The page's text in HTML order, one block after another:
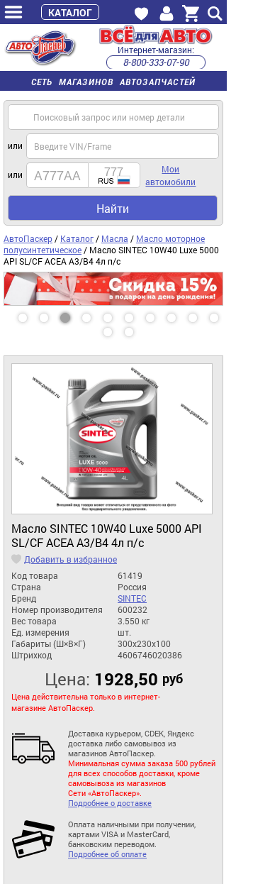
СЕТЬ МАГАЗИНОВ АВТОЗАПЧАСТЕЙ
Интернет-магазин:
8-800-333-07-90
часы работы с 9:00 до 22:00 (пн-пт)
или
или
Мои
автомобили
Найти
АвтоПаскер / Каталог / Масла / Масло моторное
полусинтетическое / Масло SINTEC 10W40 Luxe 5000
API SL/CF ACEA A3/B4 4л п/с
Масло SINTEC 10W40 Luxe 5000 API
SL/CF ACEA A3/B4 4л п/с
Добавить в избранное
Код товара
61419
Страна
Россия
Бренд
SINTEC
Номер производителя
600232
Вес товара
3.550 кг
Ед. измерения
шт.
Габариты (Ш×В×Г)
300x230x100
Штрихкод
4606746020386
Цена: 1928,50 руб
Цена действительна только в интернет-
магазине АвтоПаскер.
Доставка курьером, CDEK, Яндекс
доставка либо самовывоз из
магазинов АвтоПаскер.
Минимальная сумма заказа 500 рублей
для всех способов доставки, кроме
самовывоза из магазинов
Сети «АвтоПаскер».
Подробнее о доставке
Оплата наличными при получении,
картами VISA и MasterCard,
банковским переводом.
Подробнее об оплате
КАТАЛОГ